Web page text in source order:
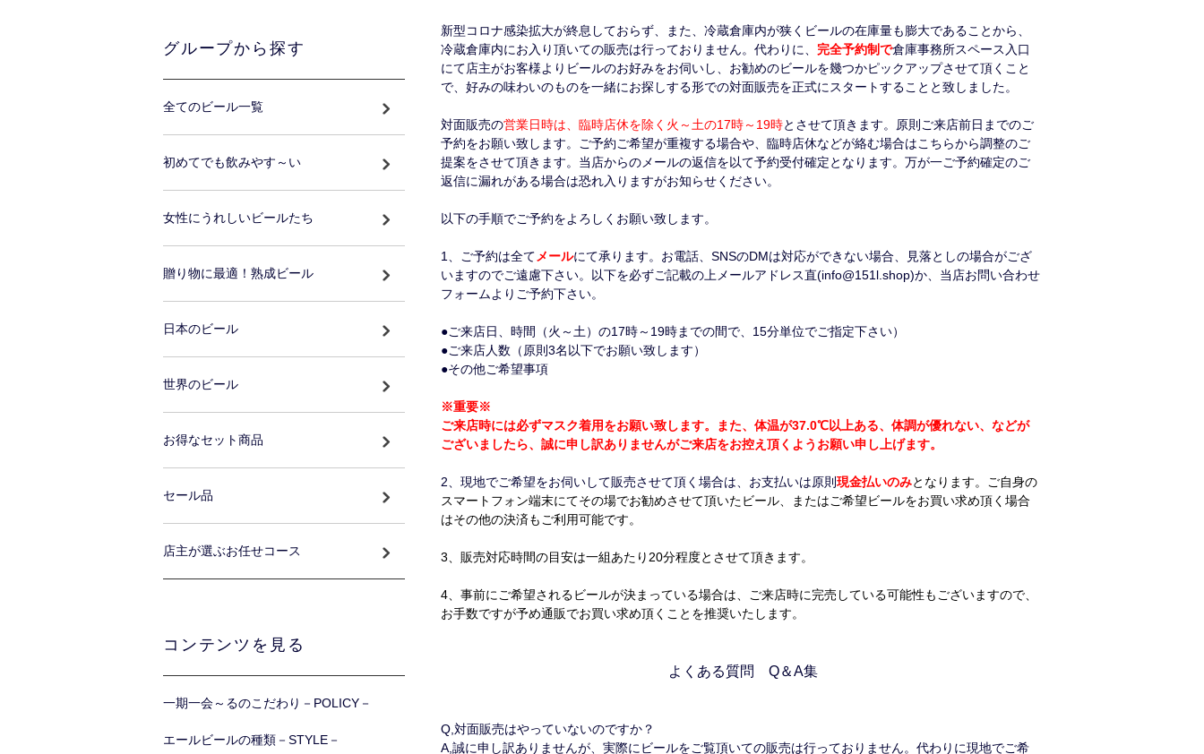
新型コロナ感染拡大が終息しておらず、また、冷蔵倉庫内が狭くビールの在庫量も膨大であることから、
冷蔵倉庫内にお入り頂いての販売は行っておりません。代わりに、 完全予約制で倉庫事務所スペース入口
にて店主がお客様よりビールのお好みをお伺いし、お勧めのビールを幾つかピックアップさせて頂くこと
で、好みの味わいのものを一緒にお探しする形での対面販売を正式にスタートすることと致しました。
対面販売の営業日時は、臨時店休を除く火～土の17時～19時とさせて頂きます。原則ご来店前日までのご
予約をお願い致します。ご予約ご希望が重複する場合や、臨時店休などが絡む場合はこちらから調整のご
提案をさせて頂きます。当店からのメールの返信を以て予約受付確定となります。万が一ご予約確定のご
返信に漏れがある場合は恐れ入りますがお知らせください。
以下の手順でご予約をよろしくお願い致します。
1、ご予約は全てメールにて承ります。お電話、SNSのDMは対応ができない場合、見落としの場合がござ
いますのでご遠慮下さい。以下を必ずご記載の上メールアドレス直(info@151l.shop)か、当店お問い合わせ
フォームよりご予約下さい。
●ご来店日、時間（火～土）の17時～19時までの間で、15分単位でご指定下さい）
●ご来店人数（原則3名以下でお願い致します）
●その他ご希望事項
※重要※
ご来店時には必ずマスク着用をお願い致します。また、体温が37.0℃以上ある、体調が優れない、などが
ございましたら、誠に申し訳ありませんがご来店をお控え頂くようお願い申し上げます。
2、現地でご希望をお伺いして販売させて頂く場合は、お支払いは原則 現金払いのみとなります。ご自身の
スマートフォン端末にてその場でお勧めさせて頂いたビール、またはご希望ビールをお買い求め頂く場合
はその他の決済もご利用可能です。
3、販売対応時間の目安は一組あたり20分程度とさせて頂きます。
4、事前にご希望されるビールが決まっている場合は、ご来店時に完売している可能性もございますので、
お手数ですが予め通販でお買い求め頂くことを推奨いたします。
よくある質問 Q＆A集
Q,対面販売はやっていないのですか？
A,誠に申し訳ありませんが、実際にビールをご覧頂いての販売は行っておりません。代わりに現地でご希
グループから探す
全てのビール一覧
初めてでも飲みやす～い
女性にうれしいビールたち
贈り物に最適！熟成ビール
日本のビール
世界のビール
お得なセット商品
セール品
店主が選ぶお任せコース
コンテンツを見る
一期一会～るのこだわり－POLICY－
エールビールの種類－STYLE－